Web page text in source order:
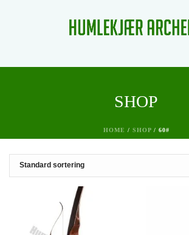
SHOP
HOME / SHOP/ 60#